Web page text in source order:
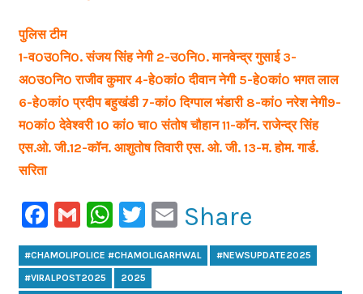
पुलिस टीम
1-व0उ0नि0. संजय सिंह नेगी 2-उ0नि0. मानवेन्द्र गुसाई 3-
अ0उ0नि0 राजीव कुमार 4-हे0कां0 दीवान नेगी 5-हे0कां0 भगत लाल
6-हे0कां0 प्रदीप बहुखंडी 7-कां0 दिग्पाल भंडारी 8-कां0 नरेश नेगी9-
म0कां0 देवेश्वरी 10 कां0 चा0 संतोष चौहान 11-कॉन. राजेन्द्र सिंह
एस.ओ. जी.12-कॉन. आशुतोष तिवारी एस. ओ. जी. 13-म. होम. गार्ड.
सरिता
Facebook
GmailWhatsApp
Twitter
Email
Share
#CHAMOLIPOLICE #CHAMOLIGARHWAL #NEWSUPDATE2025
#VIRALPOST2025 2025